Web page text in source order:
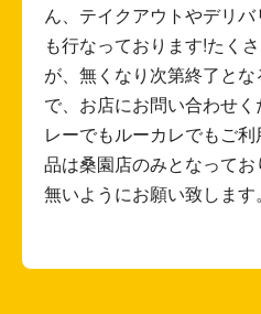
ん、テイクアウトやデリ
も行なっております!たく
が、無くなり次第終了と
で、お店にお問い合わせ
レーでもルーカレでもご
品は桑園店のみとなって
無いようにお願い致します。